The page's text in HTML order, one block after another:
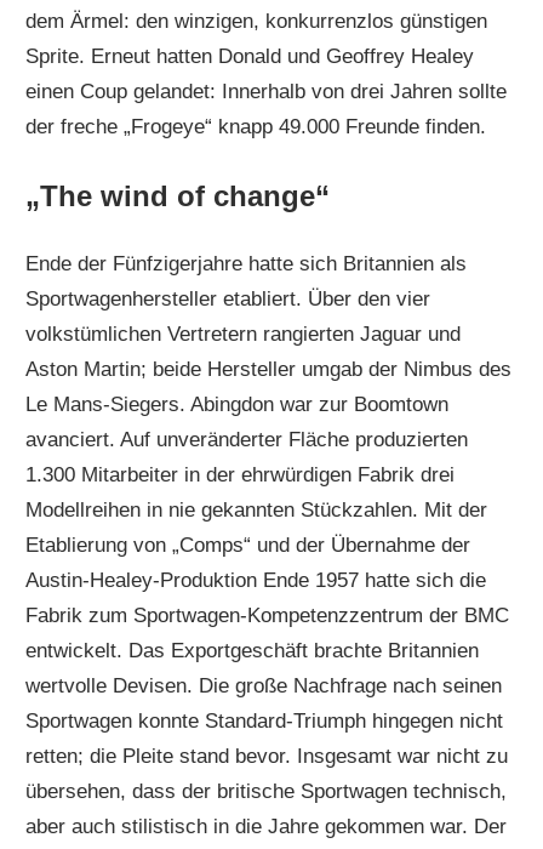
dem Ärmel: den winzigen, konkurrenzlos günstigen
Sprite. Erneut hatten Donald und Geoffrey Healey
einen Coup gelandet: Innerhalb von drei Jahren sollte
der freche „Frogeye“ knapp 49.000 Freunde finden.
„The wind of change“
Ende der Fünfzigerjahre hatte sich Britannien als
Sportwagenhersteller etabliert. Über den vier
volkstümlichen Vertretern rangierten Jaguar und
Aston Martin; beide Hersteller umgab der Nimbus des
Le Mans-Siegers. Abingdon war zur Boomtown
avanciert. Auf unveränderter Fläche produzierten
1.300 Mitarbeiter in der ehrwürdigen Fabrik drei
Modellreihen in nie gekannten Stückzahlen. Mit der
Etablierung von „Comps“ und der Übernahme der
Austin-Healey-Produktion Ende 1957 hatte sich die
Fabrik zum Sportwagen-Kompetenzzentrum der BMC
entwickelt. Das Exportgeschäft brachte Britannien
wertvolle Devisen. Die große Nachfrage nach seinen
Sportwagen konnte Standard-Triumph hingegen nicht
retten; die Pleite stand bevor. Insgesamt war nicht zu
übersehen, dass der britische Sportwagen technisch,
aber auch stilistisch in die Jahre gekommen war. Der